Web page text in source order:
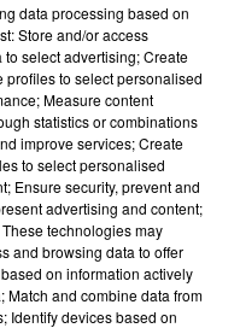
data processing based on
Store and/or access
select advertising; Create
to select personalised
Measure content
statistics or combinations
improve services; Create
to select personalised
Ensure security, prevent and
advertising and content;
technologies may
and browsing data to offer
on information actively
and combine data from
Identify devices based on